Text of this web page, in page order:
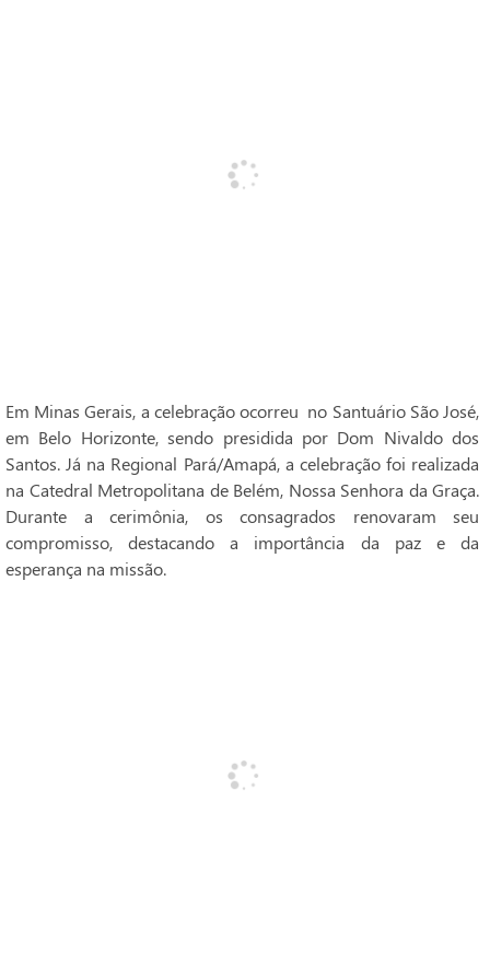
Em Minas Gerais, a celebração ocorreu no Santuário São José,
em Belo Horizonte, sendo presidida por Dom Nivaldo dos
Santos. Já na Regional Pará/Amapá, a celebração foi realizada
na Catedral Metropolitana de Belém, Nossa Senhora da Graça.
Durante a cerimônia, os consagrados renovaram seu
compromisso, destacando a importância da paz e da
esperança na missão.